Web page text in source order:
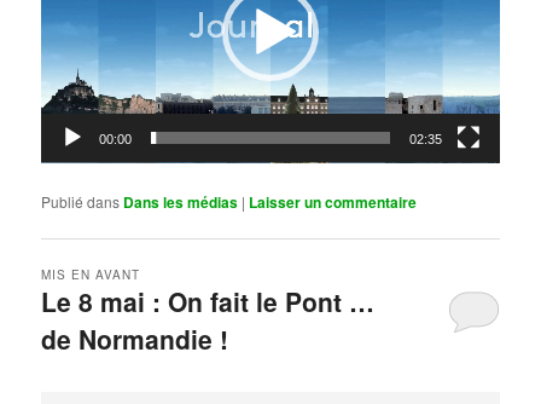
00:00 02:35
Publié dans Dans les médias | Laisser un commentaire
Le 8 mai : On fait le Pont …
de Normandie !
MIS EN AVANT